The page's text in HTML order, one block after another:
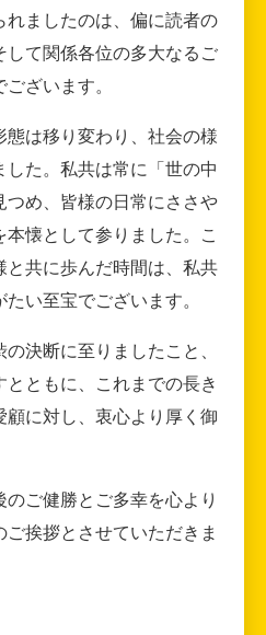
れましたのは、偏に読者の
して関係各位の多大なるご
ざいます。
は移り変わり、社会の様
た。私共は常に「世の中
め、皆様の日常にささや
懐として参りました。こ
共に歩んだ時間は、私共
い至宝でございます。
決断に至りましたこと、
ともに、これまでの長き
に対し、衷心より厚く御
ご健勝とご多幸を心より
挨拶とさせていただきま